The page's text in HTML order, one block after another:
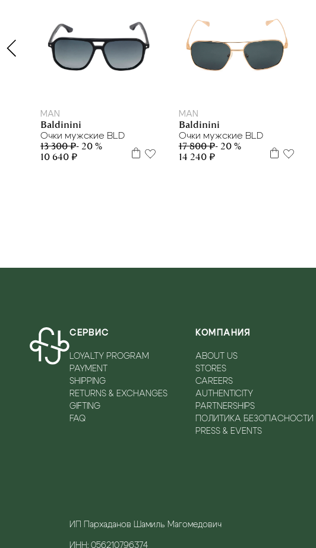
MAN
Baldinini
Очки мужские BLD
13 300 ₽- 20 %
10 640 ₽
MAN
Baldinini
Очки мужские BLD
17 800 ₽- 20 %
14 240 ₽
СЕРВИС
LOYALTY PROGRAM
PAYMENT
SHIPPING
RETURNS & EXCHANGES
GIFTING
FAQ
КОМПАНИЯ
ABOUT US
STORES
CAREERS
AUTHENTICITY
PARTNERSHIPS
ПОЛИТИКА БЕЗОПАСНОСТИ
PRESS & EVENTS
ИП Пархаданов Шамиль Магомедович
ИНН: 056210796374